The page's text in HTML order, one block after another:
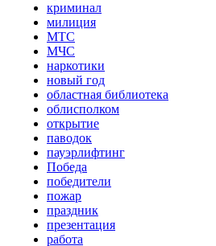
криминал
милиция
МТС
МЧС
наркотики
новый год
областная библиотека
облисполком
открытие
паводок
пауэрлифтинг
Победа
победители
пожар
праздник
презентация
работа